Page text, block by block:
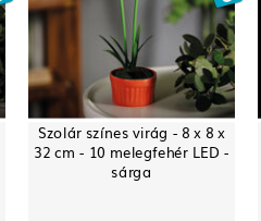
Szolár színes virág - 8 x 8 x
32 cm - 10 melegfehér LED -
sárga